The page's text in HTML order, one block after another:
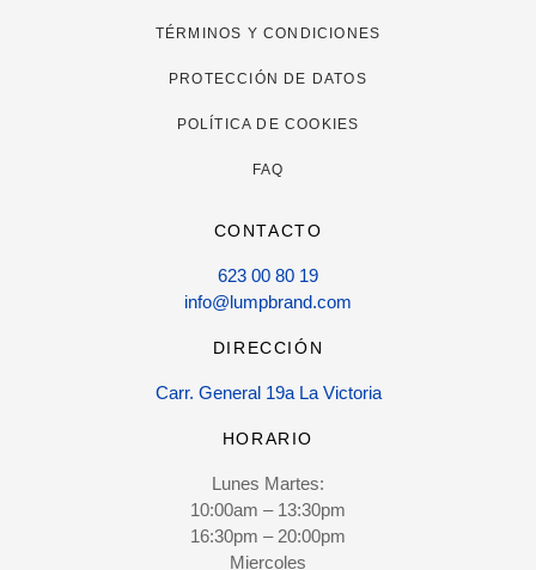
TÉRMINOS Y CONDICIONES
PROTECCIÓN DE DATOS
POLÍTICA DE COOKIES
FAQ
CONTACTO
623 00 80 19
info@lumpbrand.com
DIRECCIÓN
Carr. General 19a La Victoria
HORARIO
Lunes Martes:
10:00am – 13:30pm
16:30pm – 20:00pm
Miercoles